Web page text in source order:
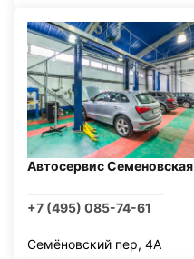
Автосервис Семеновская
+7 (495) 085-74-61
Семёновский пер, 4А